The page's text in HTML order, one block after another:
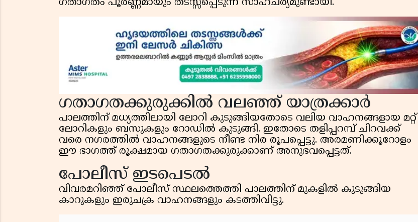
ഗതാഗതം പൂർണ്ണമായും തടസ്സപ്പെടുന്ന സാഹചര്യമുണ്ടായി.
ഗതാഗതക്കുരുക്കിൽ വലഞ്ഞ് യാത്രക്കാർ
പാലത്തിന് മധ്യത്തിലായി ലോറി കുടുങ്ങിയതോടെ വലിയ വാഹനങ്ങളായ മറ്റ്
ലോറികളും ബസുകളും റോഡിൽ കുടുങ്ങി. ഇതോടെ തളിപ്പറമ്പ് ചിറവക്ക്
വരെ നഗരത്തിൽ വാഹനങ്ങളുടെ നീണ്ട നിര രൂപപ്പെട്ടു. അരമണിക്കൂറോളം
ഈ ഭാഗത്ത് രൂക്ഷമായ ഗതാഗതക്കുരുക്കാണ് അനുഭവപ്പെട്ടത്.
പോലീസ് ഇടപെടൽ
വിവരമറിഞ്ഞ് പോലീസ് സ്ഥലത്തെത്തി പാലത്തിന് മുകളിൽ കുടുങ്ങിയ
കാറുകളും ഇരുചക്ര വാഹനങ്ങളും കടത്തിവിട്ടു.